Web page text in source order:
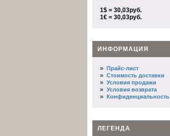
1$ = 30,03руб.
1€ = 30,03руб.
ИНФОРМАЦИЯ
» Прайс-лист
» Стоимость доставки
» Условия продажи
» Условия возврата
» Конфиденциальность
ЛЕГЕНДА